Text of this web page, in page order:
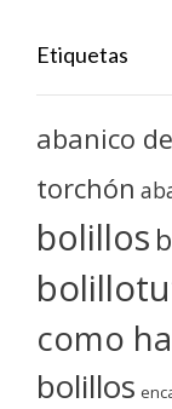
Etiquetas
abanico
torchón
bolillos
como
bolillos